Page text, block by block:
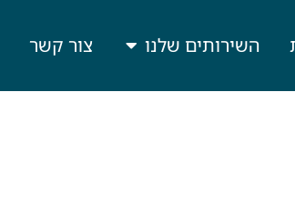
השירותים שלנו צור קשר